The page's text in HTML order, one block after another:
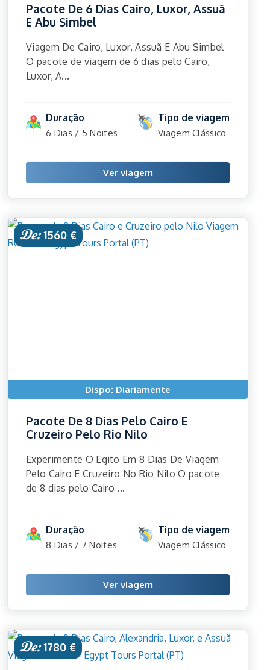
Pacote De 6 Dias Cairo, Luxor, Assuã
E Abu Simbel
Viagem De Cairo, Luxor, Assuã E Abu Simbel
O pacote de viagem de 6 dias pelo Cairo,
Luxor, A...
Duração
6 Dias / 5 Noites
Tipo de viagem
Viagem Clássico
Ver viagem
De:1560 €
Dispo: Diariamente
Pacote De 8 Dias Pelo Cairo E
Cruzeiro Pelo Rio Nilo
Experimente O Egito Em 8 Dias De Viagem
Pelo Cairo E Cruzeiro No Rio Nilo O pacote
de 8 dias pelo Cairo ...
Duração
8 Dias / 7 Noites
Tipo de viagem
Viagem Clássico
Ver viagem
De:1780 €